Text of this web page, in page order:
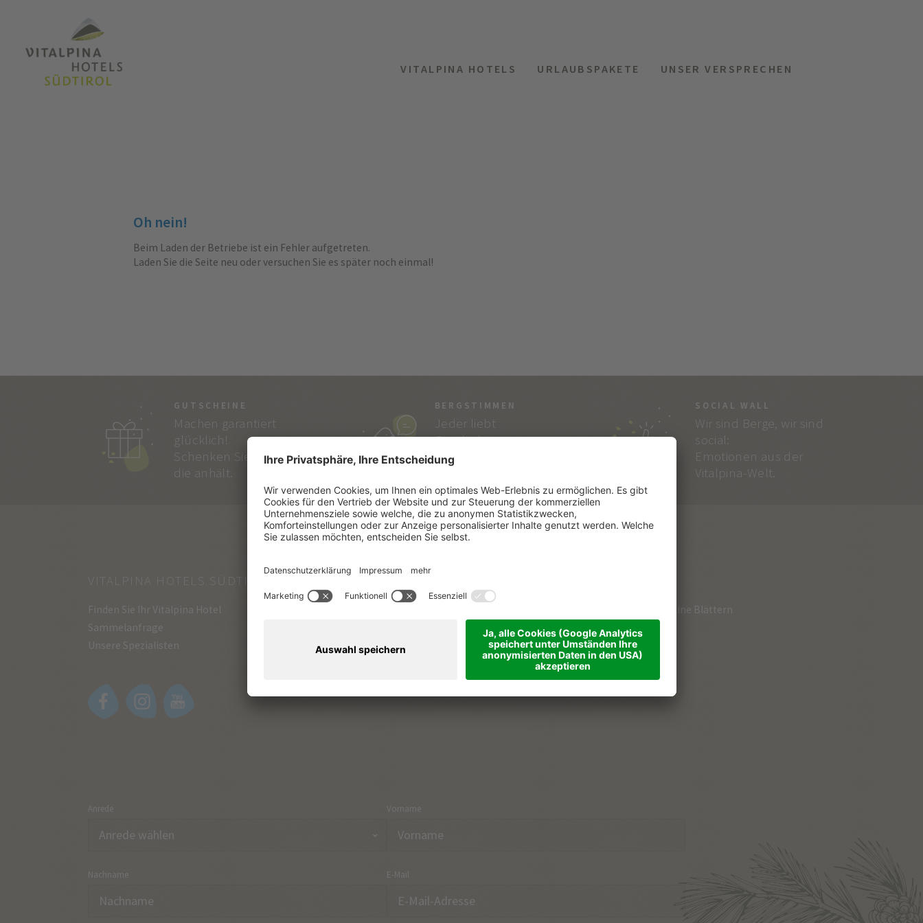
VITALPINA HOTELS URLAUBSPAKETE UNSER VERSPRECHEN
Oh nein!
Beim Laden der Betriebe ist ein Fehler aufgetreten.
Laden Sie die Seite neu oder versuchen Sie es später noch einmal!
GUTSCHEINE
Machen garantiert
glücklich!
Schenken Sie Freude,
die anhält.
BERGSTIMMEN
Jeder liebt
Geschichten…
und die von Vitalpina
SOCIAL WALL
Wir sind Berge, wir sind
social:
Emotionen aus der
Vitalpina-Welt.
VITALPINA HOTELS SÜDTIROL
Finden Sie Ihr Vitalpina Hotel
Sammelanfrage
Unsere Spezialisten
SÜDTIROL
Urlaubsthemen
Kataloge zum Online Blättern
Partner
Anreise
Kontakt
Anrede Vorname
Nachname E-Mail